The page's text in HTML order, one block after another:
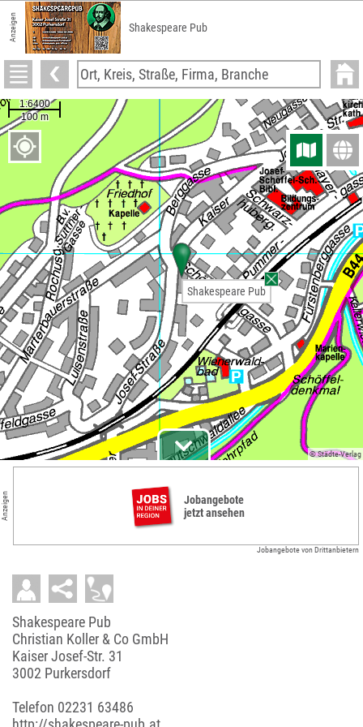
Anzeigen Shakespeare Pub
© Städte-Verlag
Shakespeare Pub
Anzeigen
Jobangebote
jetzt ansehen
Jobangebote von Drittanbietern
Shakespeare Pub
Christian Koller & Co GmbH
Kaiser Josef-Str. 31
3002 Purkersdorf
Telefon 02231 63486